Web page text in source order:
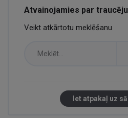
Atvainojamies par
Veikt atkārtotu meklēšanu
Iet atpakaļ uz